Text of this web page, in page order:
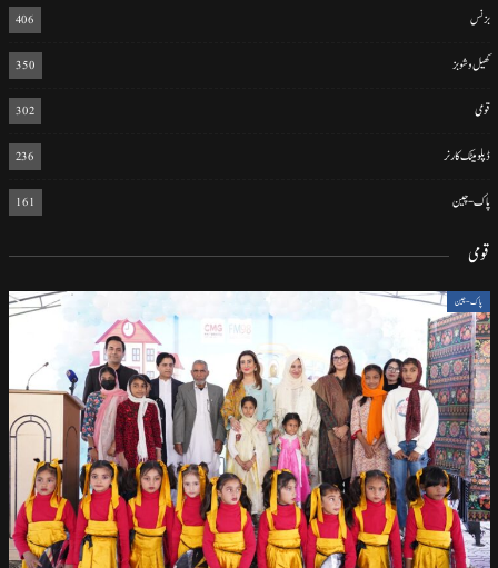
بزنس 406
کھیل و شوبز 350
قومی 302
ڈپلومیٹک کارنر 236
پاک-چین 161
قومی
پاک-چین